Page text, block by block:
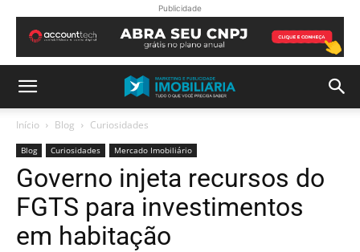
Publicidade
Início Blog Curiosidades
Blog Curiosidades Mercado Imobiliário
Governo injeta recursos do
FGTS para investimentos
em habitação